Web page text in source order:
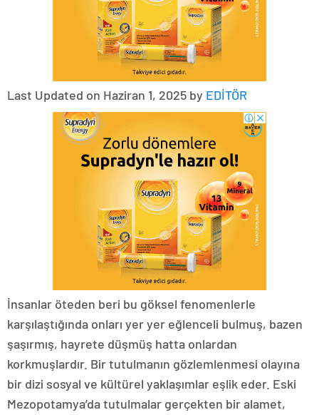
Last Updated on Haziran 1, 2025 by EDİTÖR
İnsanlar öteden beri bu göksel fenomenlerle
karşılaştığında onları yer yer eğlenceli bulmuş, bazen
şaşırmış, hayrete düşmüş hatta onlardan
korkmuşlardır. Bir tutulmanın gözlemlenmesi olayına
bir dizi sosyal ve kültürel yaklaşımlar eşlik eder. Eski
Mezopotamya’da tutulmalar gerçekten bir alamet,